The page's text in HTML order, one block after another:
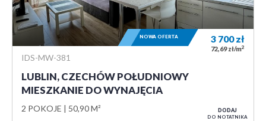
IDS-MW-381
LUBLIN, CZECHÓW POŁUDNIOWY
MIESZKANIE DO WYNAJĘCIA
2 POKOJE 50,90 M²
3 700zł
72,69 zł/m2
NOWA OFERTA
DODAJ
DO NOTATNIKA